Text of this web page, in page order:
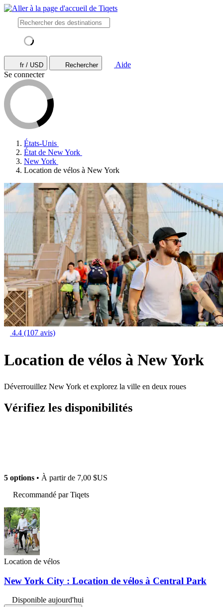
fr / USD Rechercher
Aide
Se connecter
États-Unis
État de New York
New York
Location de vélos à New York
4.4 (107 avis)
Location de vélos à New York
Déverrouillez New York et explorez la ville en deux roues
Vérifiez les disponibilités
5 options • À partir de 7,00 $US
Recommandé par Tiqets
Location de vélos
New York City : Location de vélos à Central Park
Disponible aujourd'hui